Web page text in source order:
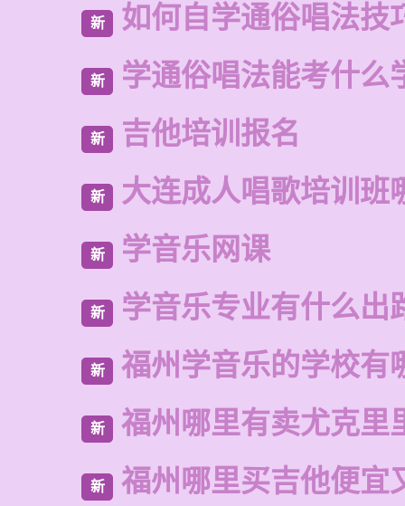
新 如何自学通俗唱法技
新 学通俗唱法能考什么
新 吉他培训报名
新 大连成人唱歌培训班
新 学音乐网课
新 学音乐专业有什么出
新 福州学音乐的学校有
新 福州哪里有卖尤克里
新 福州哪里买吉他便宜